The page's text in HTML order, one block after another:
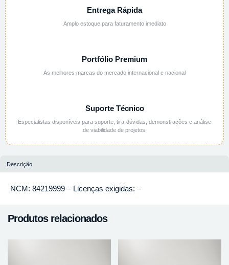
Entrega Rápida
Amplo estoque para faturamento imediato
Portfólio Premium
As melhores marcas do mercado internacional e nacional
Suporte Técnico
Especialistas disponíveis para suporte, tira-dúvidas, demonstrações e análise
de viabilidade de projetos.
Descrição
NCM: 84219999 – Licenças exigidas: –
Produtos relacionados